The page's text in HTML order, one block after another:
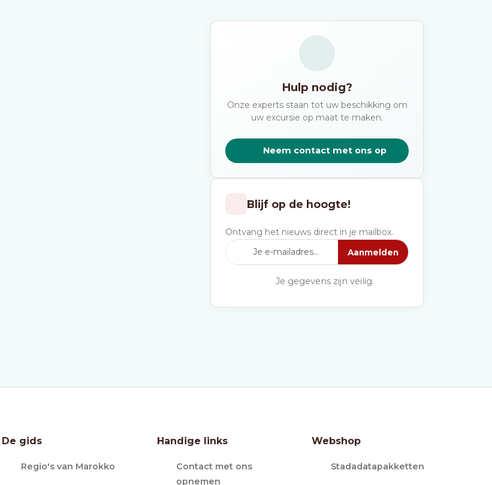
Hulp nodig?
Onze experts staan tot uw beschikking om
uw excursie op maat te maken.
Neem contact met ons op
Blijf op de hoogte!
Ontvang het nieuws direct in je mailbox.
Aanmelden
Je gegevens zijn veilig.
De gids
Regio's van Marokko
Handige links
Contact met ons
opnemen
Webshop
Stadadatapakketten